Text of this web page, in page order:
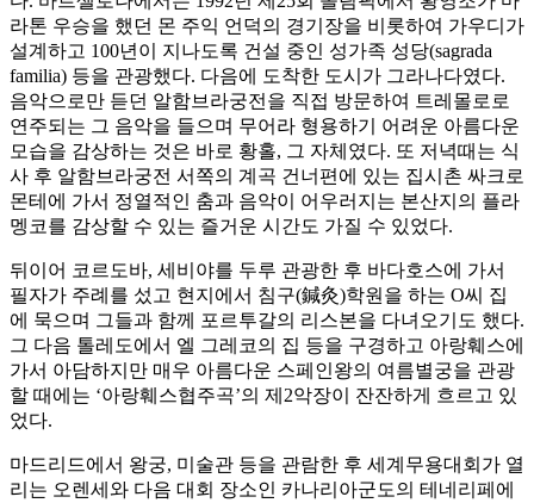
라톤 우승을 했던 몬 주익 언덕의 경기장을 비롯하여 가우디가
설계하고 100년이 지나도록 건설 중인 성가족 성당(sagrada
familia) 등을 관광했다. 다음에 도착한 도시가 그라나다였다.
음악으로만 듣던 알함브라궁전을 직접 방문하여 트레몰로로
연주되는 그 음악을 들으며 무어라 형용하기 어려운 아름다운
모습을 감상하는 것은 바로 황홀, 그 자체였다. 또 저녁때는 식
사 후 알함브라궁전 서쪽의 계곡 건너편에 있는 집시촌 싸크로
몬테에 가서 정열적인 춤과 음악이 어우러지는 본산지의 플라
멩코를 감상할 수 있는 즐거운 시간도 가질 수 있었다.
뒤이어 코르도바, 세비야를 두루 관광한 후 바다호스에 가서
필자가 주례를 섰고 현지에서 침구(鍼灸)학원을 하는 O씨 집
에 묵으며 그들과 함께 포르투갈의 리스본을 다녀오기도 했다.
그 다음 톨레도에서 엘 그레코의 집 등을 구경하고 아랑훼스에
가서 아담하지만 매우 아름다운 스페인왕의 여름별궁을 관광
할 때에는 ‘아랑훼스협주곡’의 제2악장이 잔잔하게 흐르고 있
었다.
마드리드에서 왕궁, 미술관 등을 관람한 후 세계무용대회가 열
리는 오렌세와 다음 대회 장소인 카나리아군도의 테네리페에